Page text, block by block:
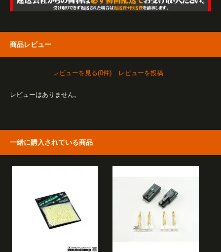
商品レビュー
レビューを見る(0件) レビューを投稿
レビューはありません。
一緒に購入されている商品